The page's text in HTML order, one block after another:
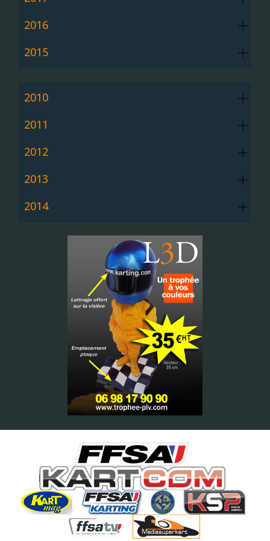
2016
2015
2010
2011
2012
2013
2014